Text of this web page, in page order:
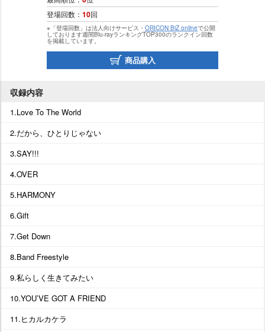
登場回数： 10回
※「登場回数」は法人向けサービス・ ORICON BiZ onlineで公開
しております週間Blu-rayランキングTOP300のランクイン回数
を掲載しています。
商品購入
収録内容
1.Love To The World
2.だから、ひとりじゃない
3.SAY!!!
4.OVER
5.HARMONY
6.Gift
7.Get Down
8.Band Freestyle
9.私らしく生きてみたい
10.YOU’VE GOT A FRIEND
11.ヒカルカケラ